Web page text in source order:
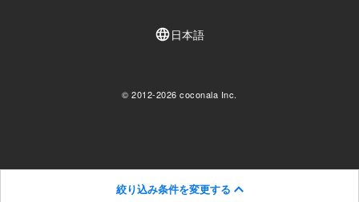
絞り込み条件を変更する